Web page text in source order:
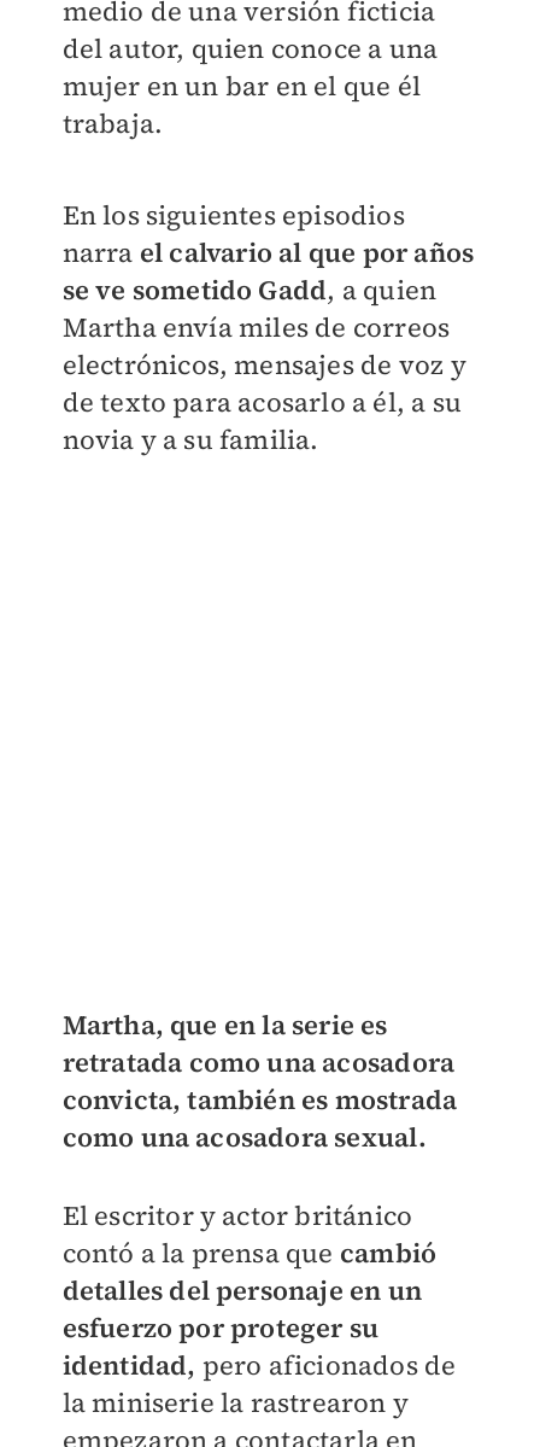
medio de una versión ficticia
del autor, quien conoce a una
mujer en un bar en el que él
trabaja.
En los siguientes episodios
narra el calvario al que por años
se ve sometido Gadd, a quien
Martha envía miles de correos
electrónicos, mensajes de voz y
de texto para acosarlo a él, a su
novia y a su familia.
Martha, que en la serie es
retratada como una acosadora
convicta, también es mostrada
como una acosadora sexual.
El escritor y actor británico
contó a la prensa que cambió
detalles del personaje en un
esfuerzo por proteger su
identidad, pero aficionados de
la miniserie la rastrearon y